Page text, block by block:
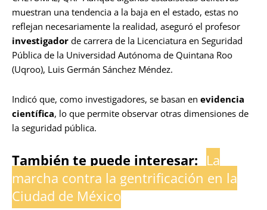
muestran una tendencia a la baja en el estado, estas no
reflejan necesariamente la realidad, aseguró el profesor
investigador de carrera de la Licenciatura en Seguridad
Pública de la Universidad Autónoma de Quintana Roo
(Uqroo), Luis Germán Sánchez Méndez.
Indicó que, como investigadores, se basan en evidencia
científica, lo que permite observar otras dimensiones de
la seguridad pública.
También te puede interesar: La
marcha contra la gentrificación en la
Ciudad de México